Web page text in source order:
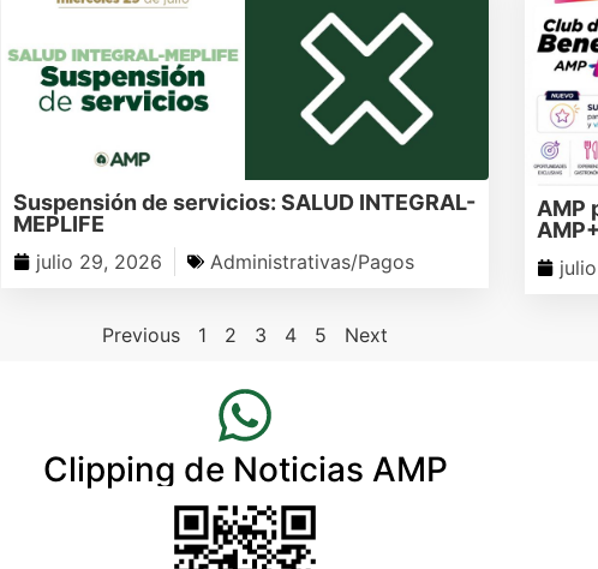
Suspensión de servicios: SALUD INTEGRAL-
MEPLIFE
julio 29, 2026 Administrativas/Pagos
AMP
Previous 1 2 3 4 5 Next
Clipping de Noticias AMP